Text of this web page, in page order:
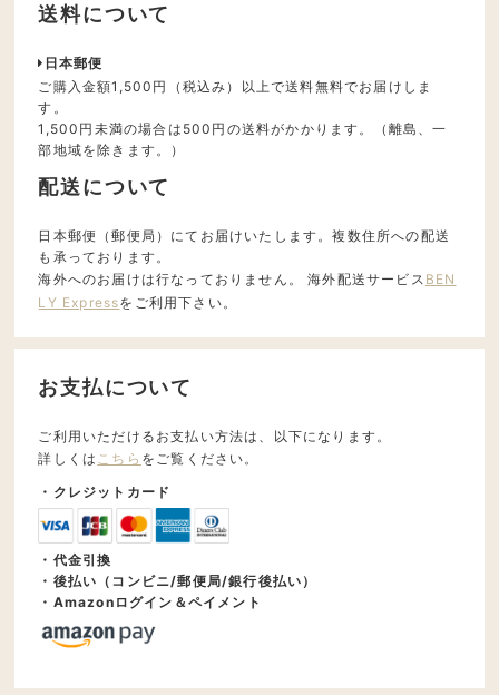
送料について
日本郵便
ご購入金額1,500円（税込み）以上で送料無料でお届けしま
す。
1,500円未満の場合は500円の送料がかかります。（離島、一
部地域を除きます。）
配送について
日本郵便（郵便局）にてお届けいたします。複数住所への配送
も承っております。
海外へのお届けは行なっておりません。 海外配送サービス BEN
LY Expressをご利用下さい。
お支払について
ご利用いただけるお支払い方法は、以下になります。
詳しくは こちら をご覧ください。
・クレジットカード
・代金引換
・後払い（コンビニ/郵便局/銀行後払い）
・Amazonログイン＆ペイメント